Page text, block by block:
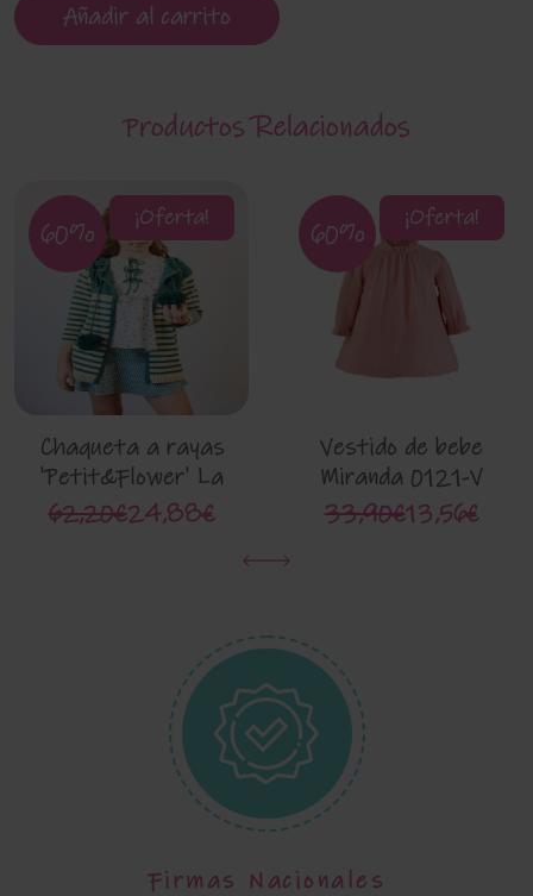
Añadir al carrito
Productos Relacionados
¡Oferta!
60%
Chaqueta a rayas
'Petit&Flower' La
Martinica 9883g
62,20€24,88€
¡Oferta!
60%
Vestido de bebe
Miranda 0121-V
33,90€13,56€
Firmas Nacionales